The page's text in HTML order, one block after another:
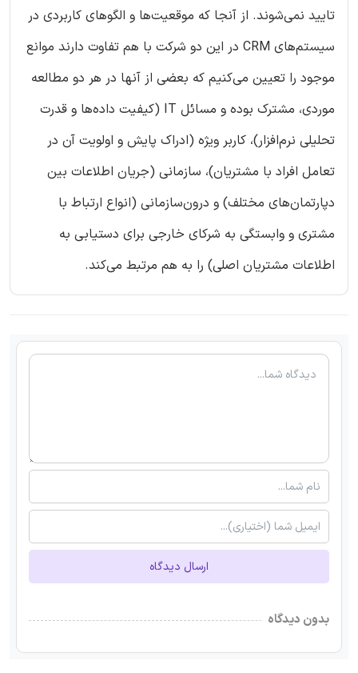
تایید نمی‌شوند. از آنجا که موقعیت‌ها و الگوهای کاربردی در
سیستم‌های CRM در این دو شرکت با هم تفاوت دارند موانع
موجود را تعیین می‌کنیم که بعضی از آنها در هر دو مطالعه
موردی، مشترک بوده و مسائل IT (کیفیت داده‌ها و قدرت
تحلیلی نرم‌افزار)، کاربر ویژه (ادراک پایش و اولویت آن در
تعامل افراد با مشتریان)، سازمانی (جریان اطلاعات بین
دپارتمان‌های مختلف) و درون‌سازمانی (انواع ارتباط با
مشتری و وابستگی به شرکای خارجی برای دستیابی به
اطلاعات مشتریان اصلی) را به هم مرتبط می‌کند.
ارسال دیدگاه
بدون دیدگاه